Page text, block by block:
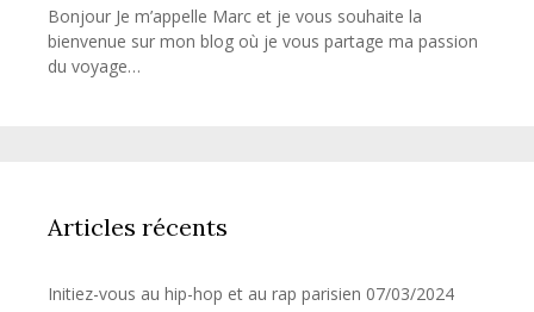
Bonjour Je m’appelle Marc et je vous souhaite la
bienvenue sur mon blog où je vous partage ma passion
du voyage…
Articles récents
Initiez-vous au hip-hop et au rap parisien 07/03/2024